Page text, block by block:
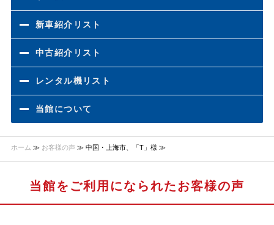
新車紹介リスト
中古紹介リスト
レンタル機リスト
当館について
ホーム ≫ お客様の声≫ 中国・上海市、「T」様 ≫
当館をご利用になられたお客様の声